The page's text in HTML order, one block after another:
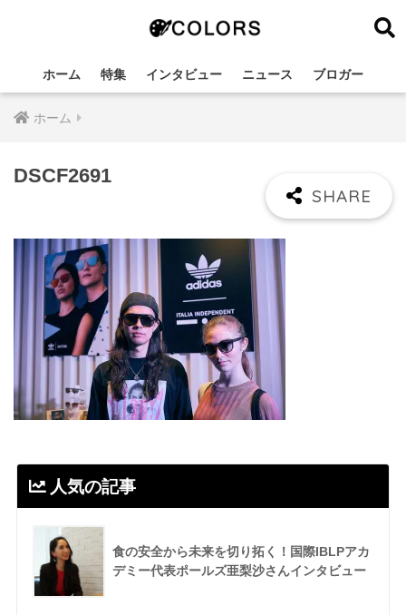
ホーム 特集 インタビュー ニュース ブロガー
ホーム
DSCF2691
人気の記事
食の安全から未来を切り拓く！国際IBLPアカ
デミー代表ポールズ亜梨沙さんインタビュー